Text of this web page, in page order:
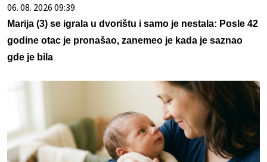
06. 08. 2026 09:39
Marija (3) se igrala u dvorištu i samo je nestala: Posle 42
godine otac je pronašao, zanemeo je kada je saznao
gde je bila